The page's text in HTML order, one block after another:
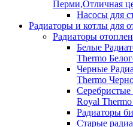
Перми,Отличная
Насосы для
Радиаторы и котлы для
Радиаторы
Белые
Thermo
Черные
Thermo
Серебристые
Royal
Радиаторы
Старые